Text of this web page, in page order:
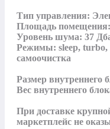
Тип управления:
Площадь помещения:
Уровень шума: 37
Режимы: sleep, turbo,
самоочистка
Размер
Вес внутреннего
При доставке
маркетплейс не